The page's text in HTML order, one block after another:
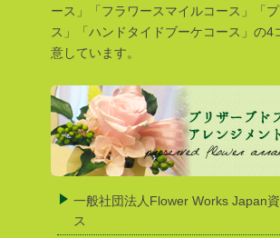
ース」「フラワースマイルコース」「
ス」「ハンドタイドブーケコース」の4
意しています。
一般社団法人Flower Works Japan
ス